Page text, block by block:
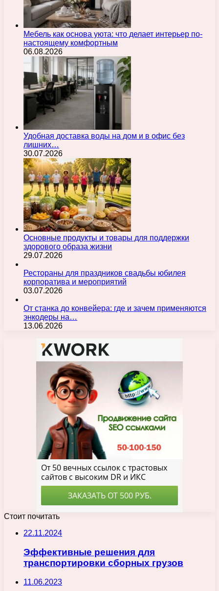
Мебель как основа уюта: что делает интерьер по-
настоящему комфортным
06.08.2026
Удобная доставка воды на дом и в офис без
лишних…
30.07.2026
Основные продукты и товары для поддержки
здорового образа жизни
29.07.2026
Рестораны для праздников свадьбы юбилея
корпоратива и мероприятий
03.07.2026
От станка до конвейера: где и зачем применяются
энкодеры на…
13.06.2026
Стоит почитать
22.11.2024
Эффективные решения для
транспортировки сборных грузов
11.06.2023